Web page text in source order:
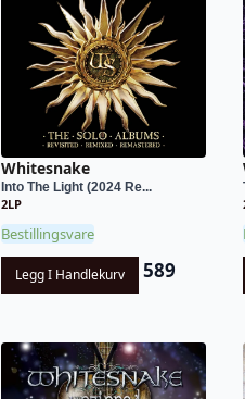
Whitesnake
Into The Light (2024 Re...
2LP
Bestillingsvare
Legg I Handlekurv 589